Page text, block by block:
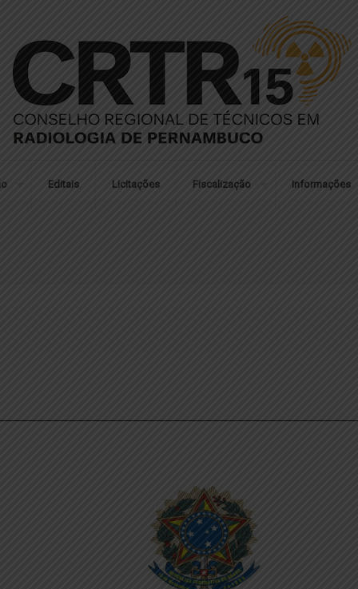
Editais Licitações Fiscalização Informações